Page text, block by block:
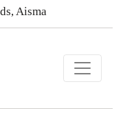
Aisma